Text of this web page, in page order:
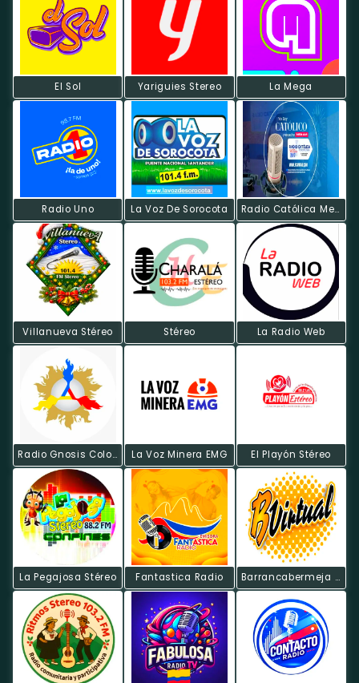
El Sol Yariguies Stereo La Mega
Radio Uno La Voz De Sorocota Radio Católica Metropolitana
Villanueva Stéreo Stéreo La Radio Web
Radio Gnosis Colombia La Voz Minera EMG El Playón Stéreo
La Pegajosa Stéreo Fantastica Radio Barrancabermeja Virtual